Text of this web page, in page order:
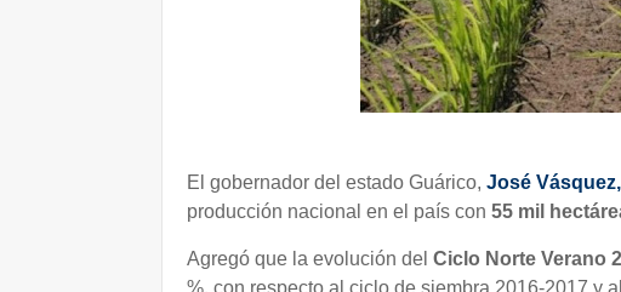
El gobernador del estado Guárico, José Vásquez,
producción nacional en el país con 55 mil
Agregó que la evolución del Ciclo Norte Verano
%, con respecto al ciclo de siembra 2016-2017 y